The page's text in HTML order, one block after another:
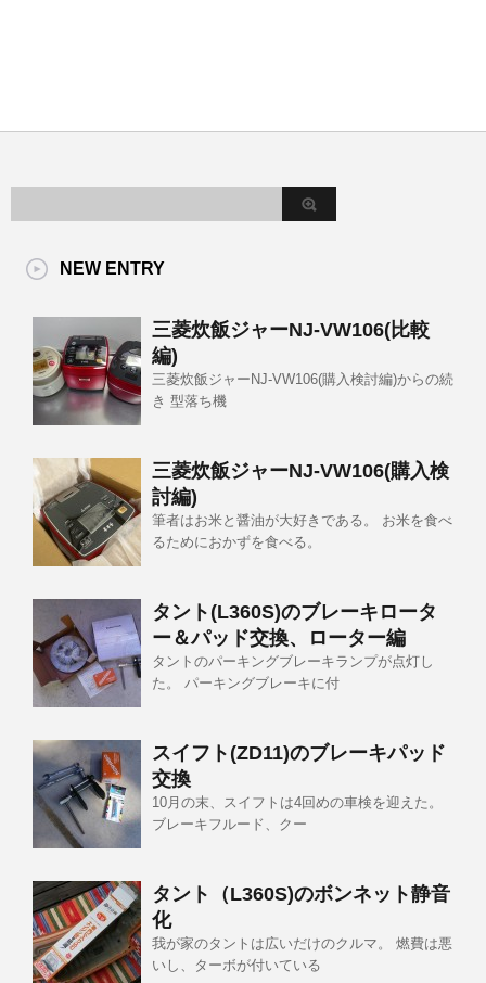
NEW ENTRY
三菱炊飯ジャーNJ-VW106(比較
編)
三菱炊飯ジャーNJ-VW106(購入検討編)からの続
き 型落ち機
三菱炊飯ジャーNJ-VW106(購入検
討編)
筆者はお米と醤油が大好きである。 お米を食べ
るためにおかずを食べる。
タント(L360S)のブレーキロータ
ー＆パッド交換、ローター編
タントのパーキングブレーキランプが点灯し
た。 パーキングブレーキに付
スイフト(ZD11)のブレーキパッド
交換
10月の末、スイフトは4回めの車検を迎えた。
ブレーキフルード、クー
タント（L360S)のボンネット静音
化
我が家のタントは広いだけのクルマ。 燃費は悪
いし、ターボが付いている